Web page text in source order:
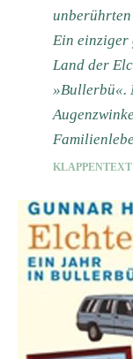
Ein
Land der
»Bullerbü«.
KLAPPENTEXT